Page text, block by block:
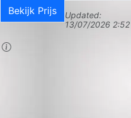
Bekijk Prijs
Updated:
13/07/2026